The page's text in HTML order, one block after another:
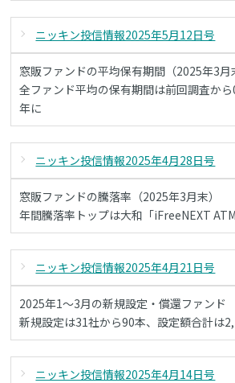
ニッキン投信情報2025年5月12日号
窓販ファンドの平均保有期間（2025年3月
全ファンド平均の保有期間は前回調査か
年に
ニッキン投信情報2025年4月28日号
窓販ファンドの騰落率（2025年3月末）
年間騰落率トップは大和「iFreeNEXT
ニッキン投信情報2025年4月21日号
2025年1～3月の新規設定・償還ファンド
新規設定は31社から90本、設定額合計は
ニッキン投信情報2025年4月14日号